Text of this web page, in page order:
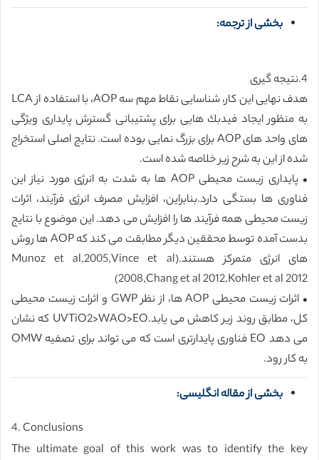
بخشی از ترجمه:
4.نتيجه گيرى
هدف نهايى اين كار، شناسايى نقاط مهم سه AOP، با استفاده از LCA
به منظور ايجاد فيدبك هايى براى پشتيبانى گسترش پايدارى ويژگى
هاى واحد هاى AOP براى بزرگ نمايى بوده است. نتايج اصلى استخراج
شده از اين به شرح زير خلاصه شده است.
• پايدارى زيست محيطى AOP ها به شدت به انرژى مورد نياز اين
فناورى ها بستگى دارد.بنابراين، افزايش مصرف انرژى فرآيند، اثرات
زيست محيطى همه فرآيند ها را افزايش مى دهد. اين موضوع با نتايج
بدست آمده توسط محققين ديگر مطابقت مى كند كه AOP ها روش
هاى انرژى متمركز هستند.(Munoz et al,2005,Vince et al
2008,Chang et al 2012,Kohler et al 2012)
• اثرات زيست محيطى AOP ها، از نظر GWP و اثرات زيست محيطى
كل، مطابق روند زير كاهش مى يابد.UVTiO2>WAO>EO كه نشان
مى دهد EO فناورى پايدارترى است كه مى تواند براى تصفيه OMW
به كار رود.
بخشی از مقاله انگلیسی:
4. Conclusions
The ultimate goal of this work was to identify the key